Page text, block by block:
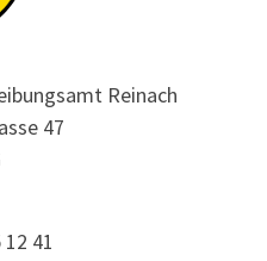
Reinach
47
41